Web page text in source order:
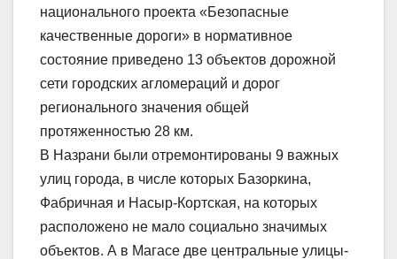
национального проекта «Безопасные
качественные дороги» в нормативное
состояние приведено 13 объектов дорожной
сети городских агломераций и дорог
регионального значения общей
протяженностью 28 км.
В Назрани были отремонтированы 9 важных
улиц города, в числе которых Базоркина,
Фабричная и Насыр-Кортская, на которых
расположено не мало социально значимых
объектов. А в Магасе две центральные улицы-